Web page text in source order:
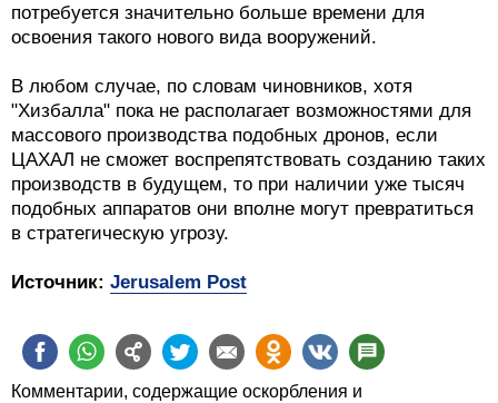
потребуется значительно больше времени для
освоения такого нового вида вооружений.
В любом случае, по словам чиновников, хотя
"Хизбалла" пока не располагает возможностями для
массового производства подобных дронов, если
ЦАХАЛ не сможет воспрепятствовать созданию таких
производств в будущем, то при наличии уже тысяч
подобных аппаратов они вполне могут превратиться
в стратегическую угрозу.
Источник: Jerusalem Post
Комментарии, содержащие оскорбления и